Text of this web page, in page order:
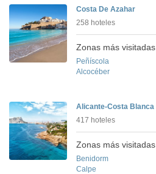
Costa De Azahar
258 hoteles
Zonas más visitadas
Peñíscola
Alcocéber
Alicante-Costa Blanca
417 hoteles
Zonas más visitadas
Benidorm
Calpe